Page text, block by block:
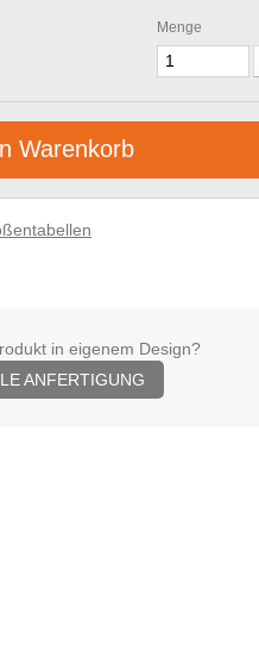
Menge
Warenkorb
in eigenem Design?
ANFERTIGUNG